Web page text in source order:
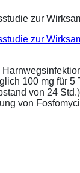
zur
100 mg für
von 24
von